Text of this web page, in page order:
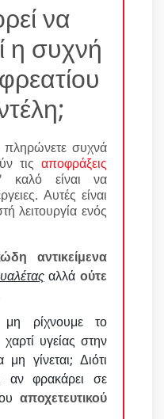
να
η συχνή
συχνά
τις αποφράξεις
καλό είναι να
Αυτές είναι
λειτουργία ενός
αντικείμενα
αλλάούτε
ρίχνουμε το
υγείας στην
μη γίνεται; Διότι
αν φρακάρει σε
αποχετευτικού